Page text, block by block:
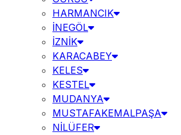
HARMANCIK
İNEGÖL
İZNİK
KARACABEY
KELES
KESTEL
MUDANYA
MUSTAFAKEMALPAŞA
NİLÜFER